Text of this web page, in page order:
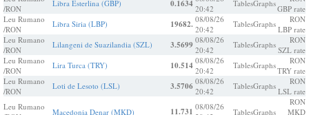
/RON
Libra Esterlina (GBP) 0.1634 20:42
TablesGraphs
GBP rate
Leu Rumano
/RON
Libra Siria (LBP) 19682. 08/08/26
20:42
TablesGraphs
RON
LBP rate
Leu Rumano
/RON
Lilangeni de Suazilandia (SZL) 3.5699 08/08/26
20:42
TablesGraphs
RON
SZL rate
Leu Rumano
/RON
Lira Turca (TRY) 10.514 08/08/26
20:42
TablesGraphs
RON
TRY rate
Leu Rumano
/RON
Loti de Lesoto (LSL) 3.5706 08/08/26
20:42
TablesGraphs
RON
LSL rate
Leu Rumano
Macedonia Denar (MKD) 11.731 08/08/26
TablesGraphs
RON
MKD